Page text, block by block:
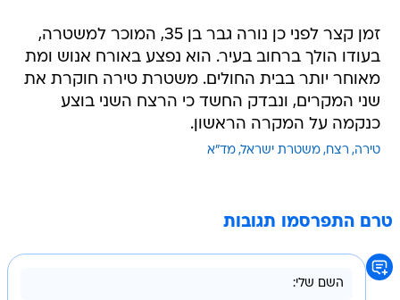
זמן קצר לפני כן נורה גבר בן 35, המוכר למשטרה,
בעודו הולך ברחוב בעיר. הוא נפצע באורח אנוש ומת
מאוחר יותר בבית החולים. משטרת טירה חוקרת את
שני המקרים, ונבדק החשד כי הרצח השני בוצע
כנקמה על המקרה הראשון.
טירה רצח משטרת ישראל מד"א
טרם התפרסמו תגובות